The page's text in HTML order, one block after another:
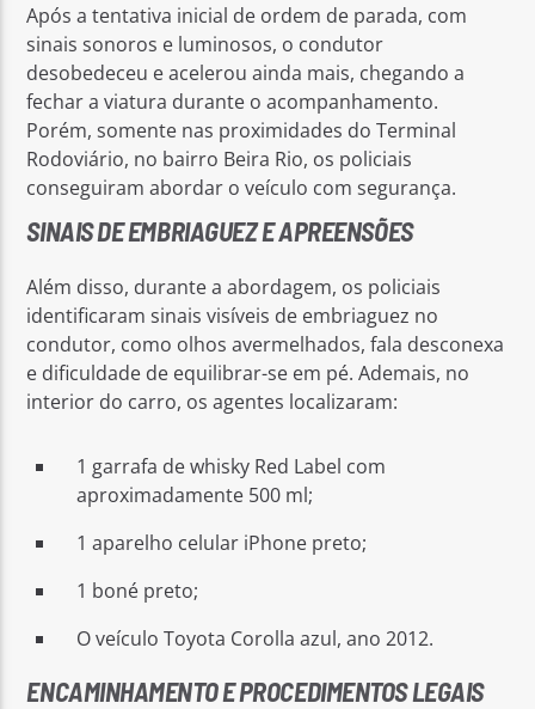
Após a tentativa inicial de ordem de parada, com
sinais sonoros e luminosos, o condutor
desobedeceu e acelerou ainda mais, chegando a
fechar a viatura durante o acompanhamento.
Porém, somente nas proximidades do Terminal
Rodoviário, no bairro Beira Rio, os policiais
conseguiram abordar o veículo com segurança.
SINAIS DE EMBRIAGUEZ E APREENSÕES
Além disso, durante a abordagem, os policiais
identificaram sinais visíveis de embriaguez no
condutor, como olhos avermelhados, fala desconexa
e dificuldade de equilibrar-se em pé. Ademais, no
interior do carro, os agentes localizaram:
1 garrafa de whisky Red Label com
aproximadamente 500 ml;
1 aparelho celular iPhone preto;
1 boné preto;
O veículo Toyota Corolla azul, ano 2012.
ENCAMINHAMENTO E PROCEDIMENTOS LEGAIS